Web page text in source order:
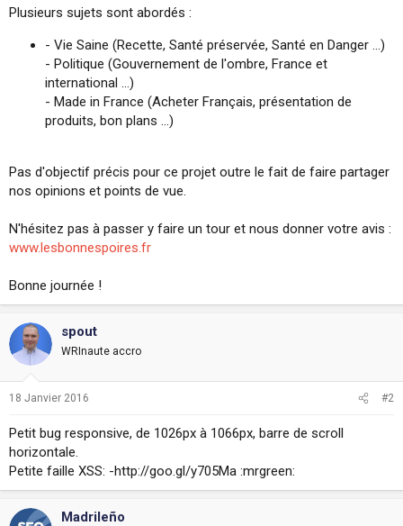
i
Plusieurs sujets sont abordés :
- Vie Saine (Recette, Santé préservée, Santé en Danger ...)
- Politique (Gouvernement de l'ombre, France et
international ...)
- Made in France (Acheter Français, présentation de
produits, bon plans ...)
Pas d'objectif précis pour ce projet outre le fait de faire partager
nos opinions et points de vue.
N'hésitez pas à passer y faire un tour et nous donner votre avis :
www.lesbonnespoires.fr
Bonne journée !
spout
WRInaute accro
18 Janvier 2016 #2
Petit bug responsive, de 1026px à 1066px, barre de scroll
horizontale.
Petite faille XSS: -http://goo.gl/y705Ma :mrgreen:
Madrileño